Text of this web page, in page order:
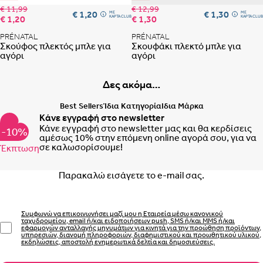
ΒΗΜΑ 2
ΤΟΚΕΤΟ – ΣΛΙΠ, ΖΩΝΗ, ΚΟΡΣΕΣ
ΠΑΙΡΝΟΥΜΕ ΤΑ ΜΕΤΡΑΒΗΜΑ 1
ΒΗΜΑ
2
€ 11,99
€ 1,20 € 1,20 ME
ΚΑΡΤΑ CLUB
PRÉNATAL
Σκούφος πλεκτός μπλε για
αγόρι
€ 12,99
€ 1,30 € 1,30 ME
ΚΑΡΤΑ CLUB
PRÉNATAL
Σκουφάκι πλεκτό μπλε για
αγόρι
Δες ακόμα…
Best SellersΊδια ΚατηγορίαΙδια Μάρκα
-10%
Έκπτωση
Κάνε εγγραφή στο newsletter
Κάνε εγγραφή στο newsletter μας και θα κερδίσεις
αμέσως 10% στην επόμενη online αγορά σου, για να
σε καλωσορίσουμε!
Συμφωνώ να επικοινωνήσει μαζί μου η Εταιρεία μέσω κανονικού
ταχυδρομείου, email ή/και ειδοποιήσεων push, SMS ή/και MMS ή/και
εφαρμογών ανταλλαγής μηνυμάτων για κινητά για την προώθηση προϊόντων,
υπηρεσιών, διανομή πληροφοριών, διαφημιστικού και προωθητικού υλικού,
εκδηλώσεις, αποστολή ενημερωτικά δελτία και δημοσιεύσεις.